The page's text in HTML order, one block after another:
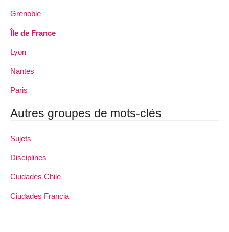
Grenoble
Île de France
Lyon
Nantes
Paris
Autres groupes de mots-clés
Sujets
Disciplines
Ciudades Chile
Ciudades Francia